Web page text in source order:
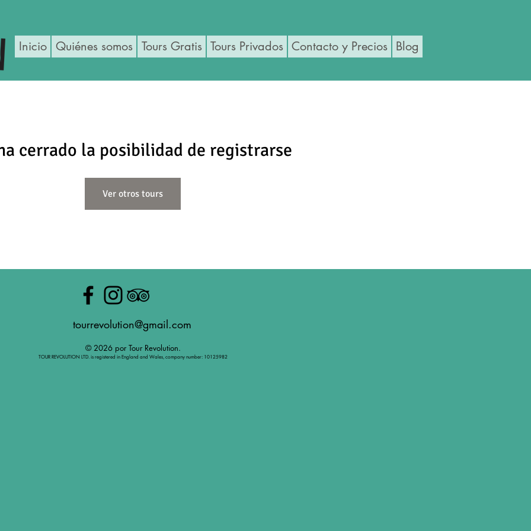
Inicio Quiénes somos Tours Gratis Tours Privados Contacto y Precios Blog
cerrado la posibilidad de registrarse
Ver otros tours
tourrevolution@gmail.com
© 2026 por Tour Revolution.
TOUR REVOLUTION LTD. is registered in England and Wales, company number: 10125982